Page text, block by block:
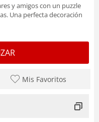
y amigos con un puzzle
Una perfecta decoración
Mis Favoritos